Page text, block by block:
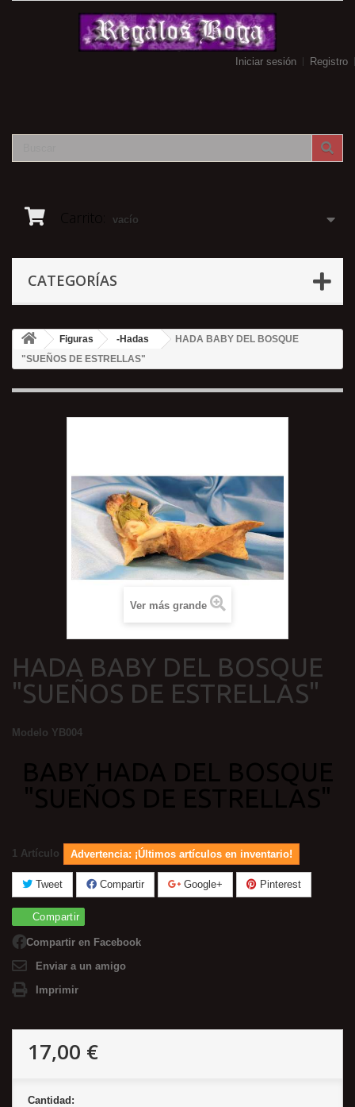
Iniciar sesión Registro
Carrito: vacío
CATEGORÍAS
Figuras -Hadas
HADA BABY DEL BOSQUE
"SUEÑOS DE ESTRELLAS"
Ver más grande
HADA BABY DEL BOSQUE
"SUEÑOS DE ESTRELLAS"
Modelo YB004
BABY HADA DEL BOSQUE
"SUEÑOS DE ESTRELLAS"
1 Artículo Advertencia: ¡Últimos artículos en inventario!
Tweet Compartir Google+ Pinterest
Compartir
Compartir en Facebook
Enviar a un amigo
Imprimir
17,00 €
Cantidad: